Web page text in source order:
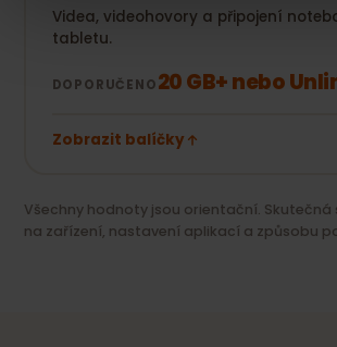
Videa, videohovory a připojení
tabletu.
DOPORUČENO20 GB+ nebo
Zobrazit balíčky
Všechny hodnoty jsou orientační.
na zařízení, nastavení aplikací a způsobu